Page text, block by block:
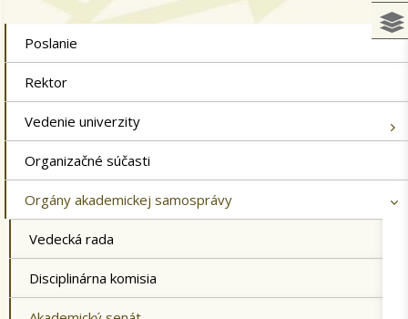
Poslanie
Rektor
Vedenie univerzity
Organizačné súčasti
Orgány akademickej samosprávy
Vedecká rada
Disciplinárna komisia